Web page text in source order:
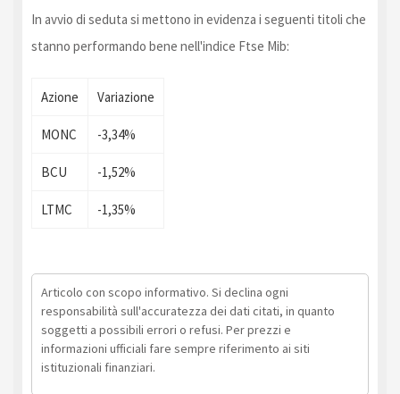
In avvio di seduta si mettono in evidenza i seguenti titoli che
stanno performando bene nell'indice Ftse Mib:
Azione Variazione
MONC -3,34%
BCU -1,52%
LTMC -1,35%
Articolo con scopo informativo. Si declina ogni
responsabilità sull'accuratezza dei dati citati, in quanto
soggetti a possibili errori o refusi. Per prezzi e
informazioni ufficiali fare sempre riferimento ai siti
istituzionali finanziari.